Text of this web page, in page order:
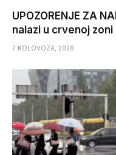
UPOZORENJE ZA
nalazi u crvenoj zoni
7 KOLOVOZA, 2026